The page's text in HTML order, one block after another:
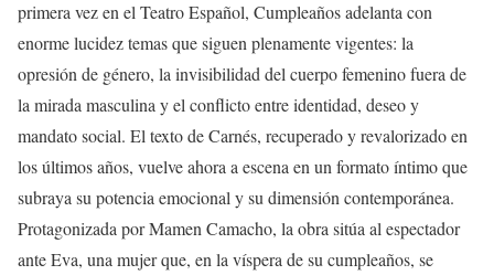
primera vez en el Teatro Español, Cumpleaños adelanta con
enorme lucidez temas que siguen plenamente vigentes: la
opresión de género, la invisibilidad del cuerpo femenino fuera de
la mirada masculina y el conflicto entre identidad, deseo y
mandato social. El texto de Carnés, recuperado y revalorizado en
los últimos años, vuelve ahora a escena en un formato íntimo que
subraya su potencia emocional y su dimensión contemporánea.
Protagonizada por Mamen Camacho, la obra sitúa al espectador
ante Eva, una mujer que, en la víspera de su cumpleaños, se